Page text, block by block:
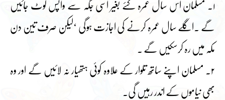
۱۔ مسلمان اس سال عمرہ کئے بغیر اسی جگہ سے واپس لوٹ جائیں
گے ۔اگلے سال عمرہ کرنے کی اجازت ہوگی ‘لیکن صرف تین دن
مکہ میں رہ کرسکیں گے ۔
۲۔ مسلمان اپنے ساتھ تلوار کے علاوہ کوئی ہتھیار نہ لائیں گے اور وہ
بھی نیاموں کے اندر رہیں گی۔